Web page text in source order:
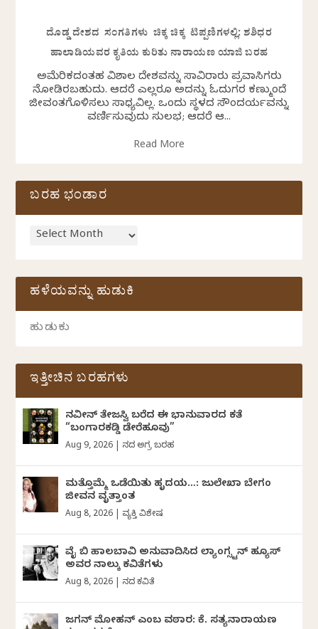
ದೊಡ್ಡ ದೇಶದ ಸಂಗತಿಗಳು ಚಿಕ್ಕ ಚಿಕ್ಕ ಟಿಪ್ಪಣಿಗಳಲ್ಲಿ: ಶಶಿಧರ
ಹಾಲಾಡಿಯವರ ಕೃತಿಯ ಕುರಿತು ನಾರಾಯಣ ಯಾಜಿ ಬರಹ
ಅಮೆರಿಕದಂತಹ ವಿಶಾಲ ದೇಶವನ್ನು ಸಾವಿರಾರು ಪ್ರವಾಸಿಗರು
ನೋಡಿರಬಹುದು. ಆದರೆ ಎಲ್ಲರೂ ಅದನ್ನು ಓದುಗರ ಕಣ್ಮುಂದೆ
ಜೀವಂತಗೊಳಿಸಲು ಸಾಧ್ಯವಿಲ್ಲ. ಒಂದು ಸ್ಥಳದ ಸೌಂದರ್ಯವನ್ನು
ವರ್ಣಿಸುವುದು ಸುಲಭ; ಆದರೆ ಆ...
Read More
ಬರಹ ಭಂಡಾರ
ಹಳೆಯವನ್ನು ಹುಡುಕಿ
ಇತ್ತೀಚಿನ ಬರಹಗಳು
ನವೀನ್‌ ತೇಜಸ್ವಿ ಬರೆದ ಈ ಭಾನುವಾರದ ಕತೆ
“ಬಂಗಾರಕಡ್ಡಿ ಡೇರೆಹೂವು”
Aug 9, 2026 ದಿನದ ಅಗ್ರ ಬರಹ
ಮತ್ತೊಮ್ಮೆ ಒಡೆಯಿತು ಹೃದಯ…: ಜುಲೇಖಾ ಬೇಗಂ
ಜೀವನ ವೃತ್ತಾಂತ
Aug 8, 2026 ವ್ಯಕ್ತಿ ವಿಶೇಷ
ವೈ ಬಿ ಹಾಲಬಾವಿ ಅನುವಾದಿಸಿದ ಲ್ಯಾಂಗ್ಸ್ಟನ್ ಹ್ಯೂಸ್
ಅವರ ನಾಲ್ಕು ಕವಿತೆಗಳು
Aug 8, 2026 ದಿನದ ಕವಿತೆ
ಜಗನ್‌ ಮೋಹನ್‌ ಎಂಬ ವಠಾರ: ಕೆ. ಸತ್ಯನಾರಾಯಣ